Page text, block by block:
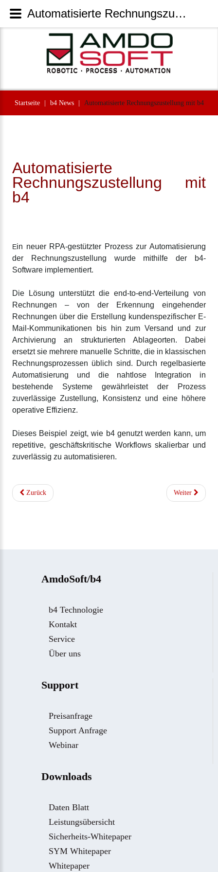
Startseite b4 News Automatisierte Rechnungszustellung mit b4
Automatisierte
Rechnungszustellung mit
b4
Ein neuer RPA-gestützter Prozess zur Automatisierung
der Rechnungszustellung wurde mithilfe der b4-
Software implementiert.
Die Lösung unterstützt die end-to-end-Verteilung von
Rechnungen – von der Erkennung eingehender
Rechnungen über die Erstellung kundenspezifischer E-
Mail-Kommunikationen bis hin zum Versand und zur
Archivierung an strukturierten Ablageorten. Dabei
ersetzt sie mehrere manuelle Schritte, die in klassischen
Rechnungsprozessen üblich sind. Durch regelbasierte
Automatisierung und die nahtlose Integration in
bestehende Systeme gewährleistet der Prozess
zuverlässige Zustellung, Konsistenz und eine höhere
operative Effizienz.
Dieses Beispiel zeigt, wie b4 genutzt werden kann, um
repetitive, geschäftskritische Workflows skalierbar und
zuverlässig zu automatisieren.
Zurück Weiter
AmdoSoft/b4
b4 Technologie
Kontakt
Service
Über uns
Support
Preisanfrage
Support Anfrage
Webinar
Downloads
Daten Blatt
Leistungsübersicht
Sicherheits-Whitepaper
SYM Whitepaper
Whitepaper
Automatisierte Rechnungszustellung mit b4 | AmdoSoft Systems